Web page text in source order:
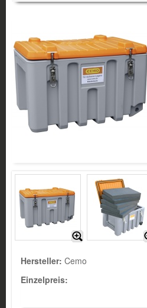
Hersteller: Cemo
Einzelpreis: